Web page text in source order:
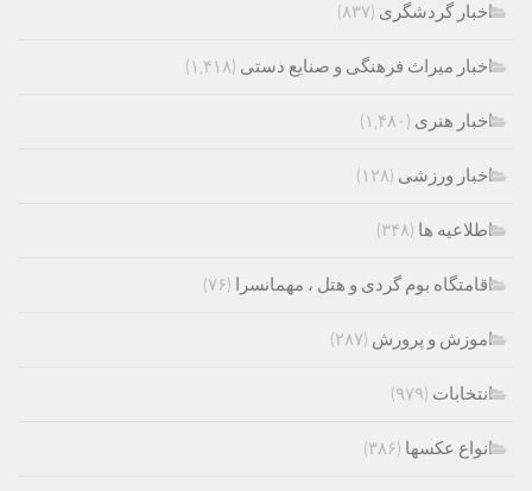
اخبار گردشگری (۸۳۷)
اخبار میراث فرهنگی و صنایع دستی (۱,۴۱۸)
اخبار هنری (۱,۴۸۰)
اخبار ورزشی (۱۲۸)
اطلاعیه ها (۳۴۸)
اقامتگاه بوم گردی و هتل ، مهمانسرا (۷۶)
اموزش و پرورش (۲۸۷)
انتخابات (۹۷۹)
انواع عکسها (۳۸۶)